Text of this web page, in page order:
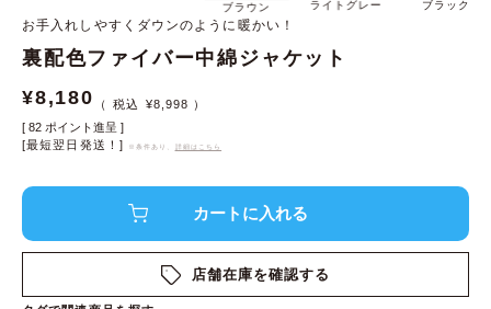
ブラウン ライトグレー ブラック
お手入れしやすくダウンのように暖かい！
裏配色ファイバー中綿ジャケット
¥8,180 ¥8,998
[ 82 ポイント進呈 ]
[最短翌日発送！]
※条件あり、 詳細はこちら
店舗在庫を確認する